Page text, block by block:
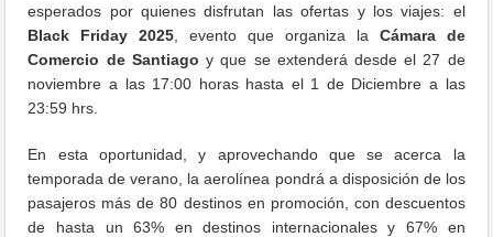
esperados por quienes disfrutan las ofertas y los viajes: el
Black Friday 2025 , evento que organiza la Cámara de
Comercio de Santiago y que se extenderá desde el 27 de
noviembre a las 17:00 horas hasta el 1 de Diciembre a las
23:59 hrs.
En esta oportunidad, y aprovechando que se acerca la
temporada de verano, la aerolínea pondrá a disposición de los
pasajeros más de 80 destinos en promoción, con descuentos
de hasta un 63% en destinos internacionales y 67% en